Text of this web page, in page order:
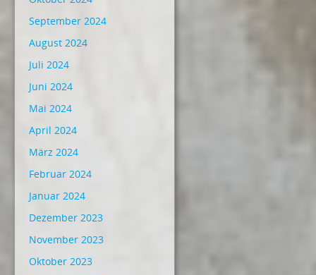
September 2024
August 2024
Juli 2024
Juni 2024
Mai 2024
April 2024
März 2024
Februar 2024
Januar 2024
Dezember 2023
November 2023
Oktober 2023